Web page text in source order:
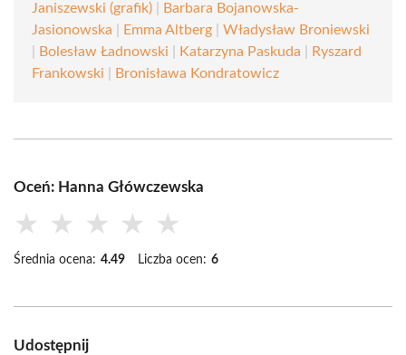
Janiszewski (grafik)
Barbara Bojanowska-
Jasionowska
Emma Altberg
Władysław Broniewski
Bolesław Ładnowski Katarzyna Paskuda
Ryszard
Frankowski
Bronisława Kondratowicz
Oceń: Hanna Główczewska
★ ★ ★ ★ ★
Średnia ocena: 4.49 Liczba ocen: 6
Udostępnij